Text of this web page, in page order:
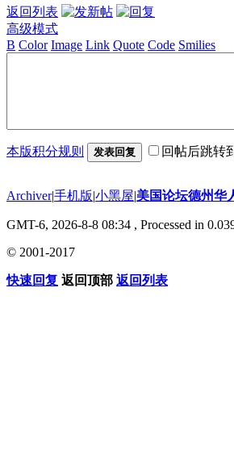
返回列表
高级模式
B Color Image Link Quote Code Smilies
本版积分规则 发表回复 回帖后跳转
Archiver|手机版|小黑屋|美国论坛德州华
GMT-6, 2026-8-8 08:34 , Processed in
© 2001-2017
快速回复 返回顶部 返回列表